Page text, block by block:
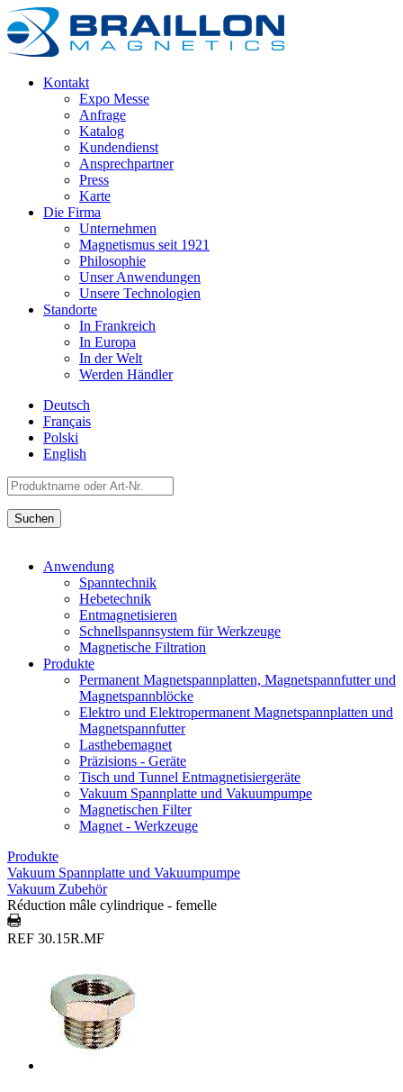
Kontakt
Expo Messe
Anfrage
Katalog
Kundendienst
Ansprechpartner
Press
Karte
Die Firma
Unternehmen
Magnetismus seit 1921
Philosophie
Unser Anwendungen
Unsere Technologien
Standorte
In Frankreich
In Europa
In der Welt
Werden Händler
Deutsch
Français
Polski
English
Anwendung
Spanntechnik
Hebetechnik
Entmagnetisieren
Schnellspannsystem für Werkzeuge
Magnetische Filtration
Produkte
Permanent Magnetspannplatten, Magnetspannfutter und
Magnetspannblöcke
Elektro und Elektropermanent Magnetspannplatten und
Magnetspannfutter
Lasthebemagnet
Präzisions - Geräte
Tisch und Tunnel Entmagnetisiergeräte
Vakuum Spannplatte und Vakuumpumpe
Magnetischen Filter
Magnet - Werkzeuge
Produkte
Vakuum Spannplatte und Vakuumpumpe
Vakuum Zubehör
Réduction mâle cylindrique - femelle
REF 30.15R.MF